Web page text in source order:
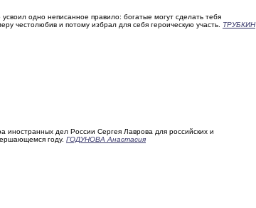
одно неписанное правило: богатые могут сделать тебя
честолюбив и потому избрал для себя героическую участь. ТРУБКИН
иностранных дел России Сергея Лаврова для российских и
году. ГОДУНОВА Анастасия